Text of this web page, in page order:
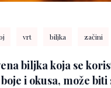
vrt biljka začini
biljka koja se
i okusa, može